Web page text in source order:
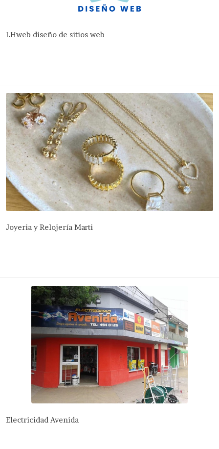
LHweb diseño de sitios web
Joyeria y Relojería Marti
Electricidad Avenida